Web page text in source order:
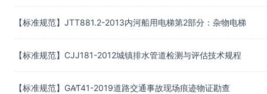
【标准规范】JTT881.2-2013内河船用电梯第2部分：杂物电梯
【标准规范】CJJ181-2012城镇排水管道检测与评估技术规程
【标准规范】GA∕T41-2019道路交通事故现场痕迹物证勘查